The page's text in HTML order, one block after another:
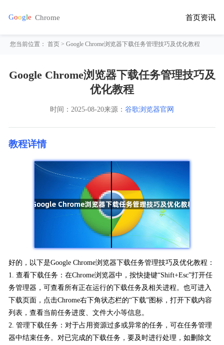
首页资讯
您当前位置：首页 > Google Chrome浏览器下载任务管理技巧及优化教程
Google Chrome浏览器下载任务管理技巧及
优化教程
时间： 2025-08-20来源： 谷歌浏览器官网
教程详情
好的，以下是Google Chrome浏览器下载任务管理技巧及优化教程：
1. 查看下载任务：在Chrome浏览器中，按快捷键“Shift+Esc”打开任
务管理器，可查看所有正在运行的下载任务及相关进程。也可进入
下载页面，点击Chrome右下角状态栏的“下载”图标，打开下载内容
列表，查看当前任务进度、文件大小等信息。
2. 管理下载任务：对于占用资源过多或异常的任务，可在任务管理
器中结束任务。对已完成的下载任务，要及时进行处理，如删除文